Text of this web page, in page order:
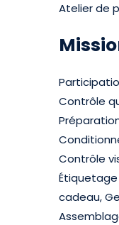
Atelier de
Contrôle
Contrôle
cadeau,